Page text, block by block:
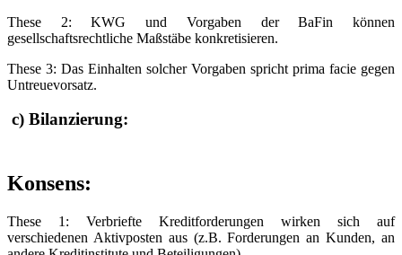
These 2: KWG und Vorgaben der BaFin können
gesellschaftsrechtliche Maßstäbe konkretisieren.
These 3: Das Einhalten solcher Vorgaben spricht prima facie gegen
Untreuevorsatz.
c) Bilanzierung:
Konsens:
These 1: Verbriefte Kreditforderungen wirken sich auf
verschiedenen Aktivposten aus (z.B. Forderungen an Kunden, an